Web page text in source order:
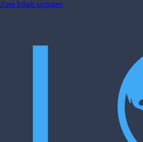
Zum Inhalt springen